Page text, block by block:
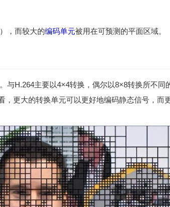
，而较大的编码单元被用在可预测的平面区域。
与H.264主要以4×4转换，偶尔以8×8转换所不同
，更大的转换单元可以更好地编码静态信号，而